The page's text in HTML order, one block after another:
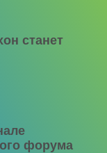
станет
форума